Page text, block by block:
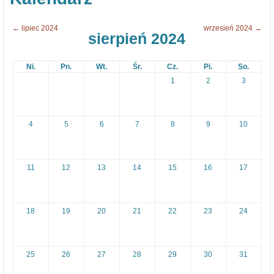
-
7
ί
← lipiec 2024
sierpień 2024
wrzesień 2024 →
Ni. Pn. Wt. Śr. Cz. Pi.
So.
1
2 3
4 5 6 7 8 9 10
11 12 13 14 15 16 17
18 19 20 21 22 23 24
25 26 27 28 29 30 31